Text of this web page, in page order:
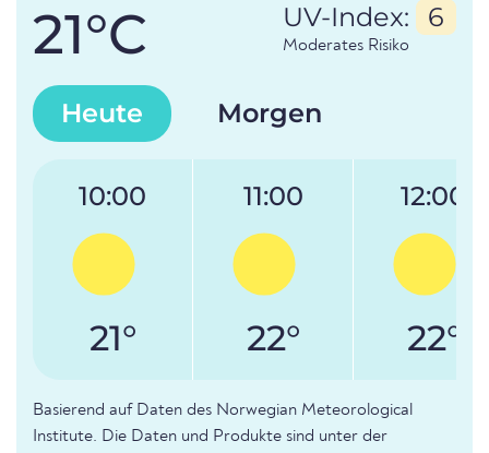
21°C UV-Index: 6
Moderates Risiko
Heute Morgen
10:00
21°
11:00
22°
12:00
22°
Basierend auf Daten des Norwegian Meteorological
Institute. Die Daten und Produkte sind unter der